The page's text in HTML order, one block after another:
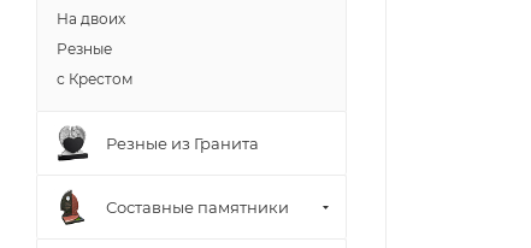
На двоих
Резные
с Крестом
Резные из Гранита
Составные памятники